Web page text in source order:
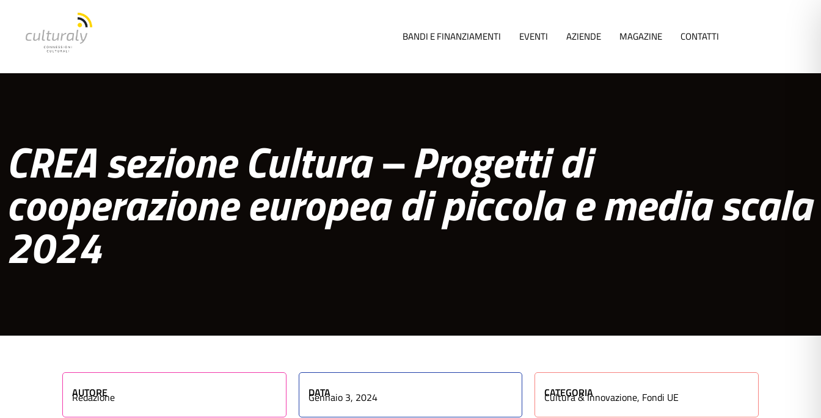
BANDI E FINANZIAMENTI EVENTI AZIENDE MAGAZINE CONTATTI
CREA sezione Cultura – Progetti di
cooperazione europea di piccola e media scala
2024
AUTORE
Redazione DATA
Gennaio 3, 2024 CATEGORIA
Cultura & Innovazione, Fondi UE